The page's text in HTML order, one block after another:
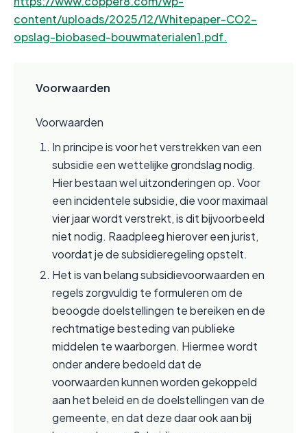
content/uploads/2025/12/Whitepaper-CO2-
opslag-biobased-bouwmaterialen1.pdf.
Voorwaarden
Voorwaarden
In principe is voor het verstrekken van een
subsidie een wettelijke grondslag nodig.
Hier bestaan wel uitzonderingen op. Voor
een incidentele subsidie, die voor maximaal
vier jaar wordt verstrekt, is dit bijvoorbeeld
niet nodig. Raadpleeg hierover een jurist,
voordat je de subsidieregeling opstelt.
Het is van belang subsidievoorwaarden en
regels zorgvuldig te formuleren om de
beoogde doelstellingen te bereiken en de
rechtmatige besteding van publieke
middelen te waarborgen. Hiermee wordt
onder andere bedoeld dat de
voorwaarden kunnen worden gekoppeld
aan het beleid en de doelstellingen van de
gemeente, en dat deze daar ook aan bij